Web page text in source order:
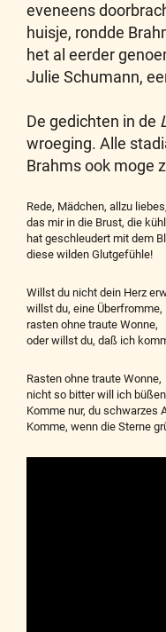
eveneens
huisje, rondde
het al eerder
Julie Schumann,
De gedichten in de
wroeging. Alle
Brahms ook moge
Rede, Mädchen, allzu liebes,
das mir in die Brust, die
hat geschleudert mit dem
diese wilden Glutgefühle!
Willst du nicht dein Herz
willst du, eine Überfromme,
rasten ohne traute Wonne,
oder willst du, daß ich
Rasten ohne traute Wonne,
nicht so bitter will ich
Komme nur, du schwarzes
Komme, wenn die Sterne